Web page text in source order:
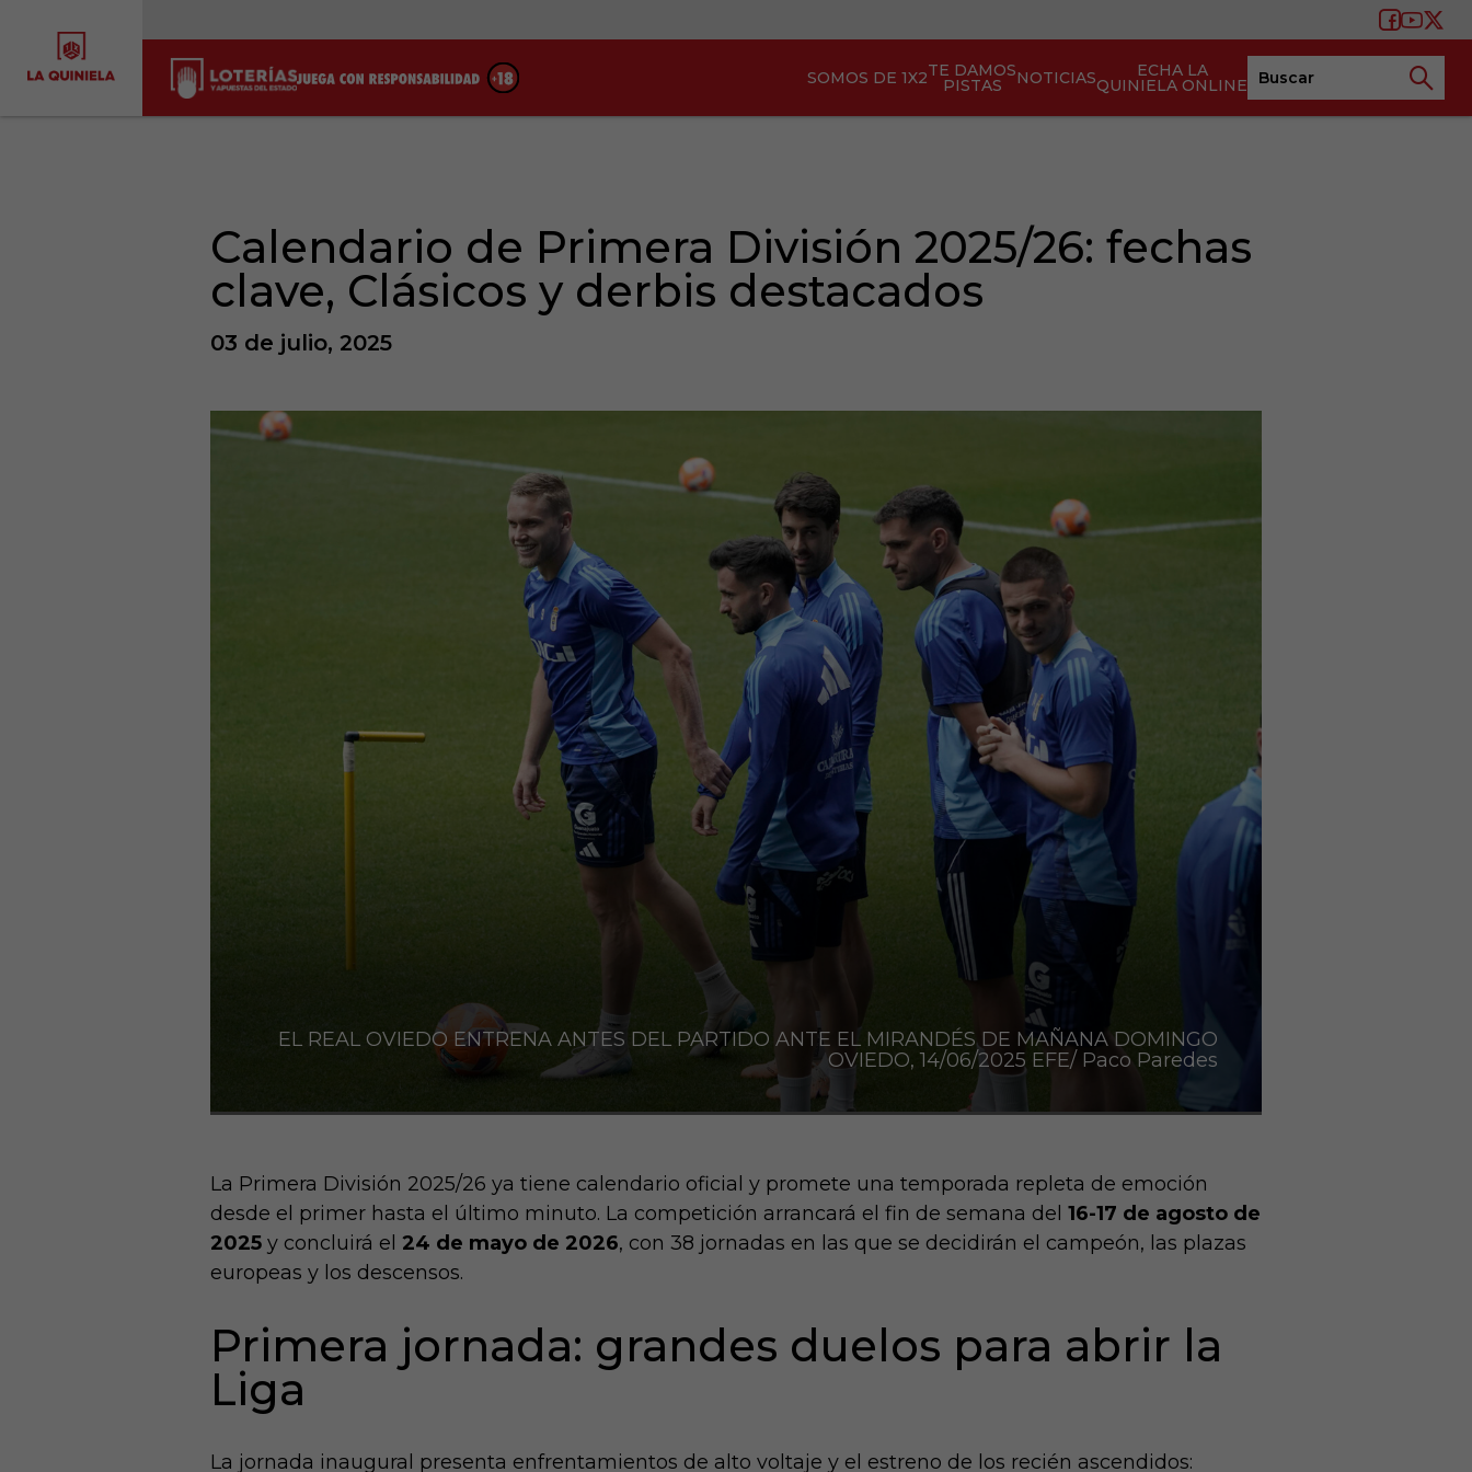
SOMOS DE 1X2TE DAMOS
PISTAS NOTICIAS ECHA LA
QUINIELA ONLINE
Calendario de Primera División 2025/26: fechas
clave, Clásicos y derbis destacados
03 de julio, 2025
EL REAL OVIEDO ENTRENA ANTES DEL PARTIDO ANTE EL MIRANDÉS DE MAÑANA DOMINGO
OVIEDO, 14/06/2025 EFE/ Paco Paredes
La Primera División 2025/26 ya tiene calendario oficial y promete una temporada repleta de emoción
desde el primer hasta el último minuto. La competición arrancará el fin de semana del 16-17 de agosto de
2025 y concluirá el 24 de mayo de 2026, con 38 jornadas en las que se decidirán el campeón, las plazas
europeas y los descensos.
Primera jornada: grandes duelos para abrir la
Liga
La jornada inaugural presenta enfrentamientos de alto voltaje y el estreno de los recién ascendidos: